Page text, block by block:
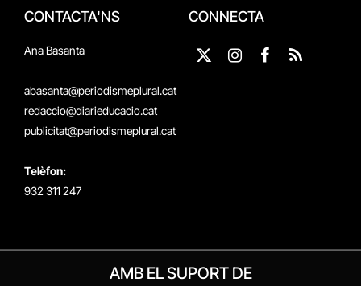
CONTACTA'NS
Ana Basanta
abasanta@periodismeplural.cat
redaccio@diarieducacio.cat
publicitat@periodismeplural.cat
Telèfon:
932 311 247
CONNECTA
X
Instagram
Facebook
RSS
AMB EL SUPORT DE